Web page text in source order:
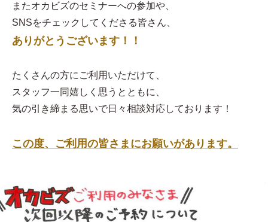
またオカビズのセミナーへの参加や、
SNSをチェックしてくださる皆さん、
ありがとうございます！！
たくさんの方にご利用いただけて、
スタッフ一同嬉しく思うとともに、
気の引き締まる思いで日々相談対応しております！
この度、ご利用の皆さまにお願いがあります。